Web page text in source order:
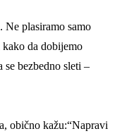
plasiramo samo
da dobijemo
bezbedno sleti –
obično kažu:“Napravi